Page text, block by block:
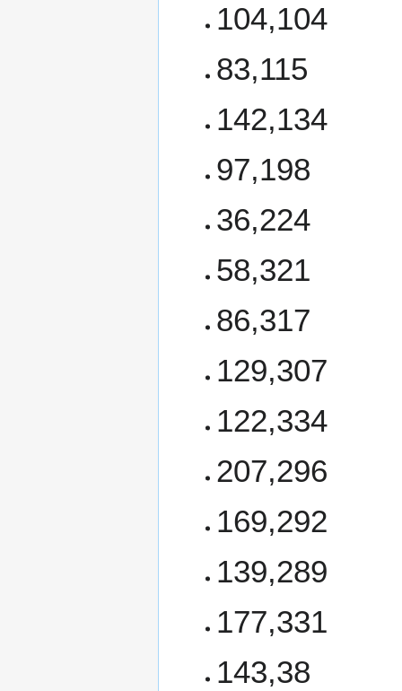
104,104
83,115
142,134
97,198
36,224
58,321
86,317
129,307
122,334
207,296
169,292
139,289
177,331
143,38